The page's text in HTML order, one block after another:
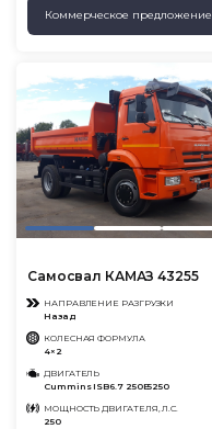
Коммерческое предложение
Самосвал КАМАЗ 43255
НАПРАВЛЕНИЕ РАЗГРУЗКИ
Назад
КОЛЕСНАЯ ФОРМУЛА
4×2
ДВИГАТЕЛЬ
Cummins ISB6.7 250Е5250
МОЩНОСТЬ ДВИГАТЕЛЯ, Л.С.
250